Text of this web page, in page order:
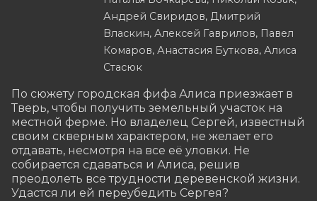
Андрей Свиридов, Дмитрий
Власкин, Алексей Гаврилов, Павел
Комаров, Анастасия Буткова, Алиса
Стасюк
По сюжету городская фифа Алиса приезжает в
Тверь, чтобы получить земельный участок на
местной ферме. Но владелец Сергей, известный
своим скверным характером, не желает его
отдавать, несмотря на все её уловки. Не
собирается сдаваться и Алиса, решив
преодолеть все трудности деревенской жизни.
Удастся ли ей переубедить Сергея?